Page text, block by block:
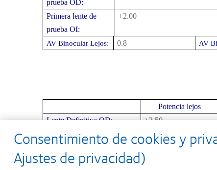
prueba OD:
Primera lente de
prueba OI:
+2.00
AV Binocular Lejos: 0.8 AV
Potencia lejos
Lente Definitiva OD:
+2.50
Lente Definitiva OI:
+2.25
Valoración final del producto:
Consentimiento de cookies y
Ajustes de privacidad)